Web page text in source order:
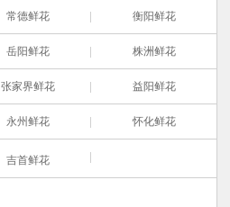
常德鲜花 衡阳鲜花
岳阳鲜花 株洲鲜花
张家界鲜花 益阳鲜花
永州鲜花 怀化鲜花
吉首鲜花